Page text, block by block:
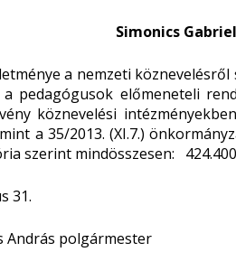
Simonics
a nemzeti köznevelésről
pedagógusok előmeneteli
köznevelési
a 35/2013. (XI.7.)
szerint mindösszesen:
31.
András polgármester